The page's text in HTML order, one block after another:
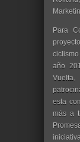
Para
año
esta
más a